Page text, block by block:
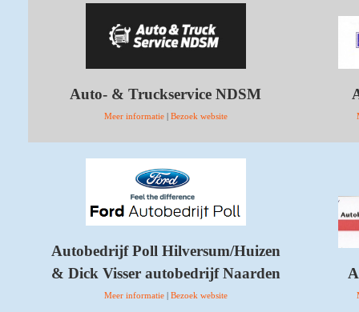
Auto- & Truckservice NDSM
Meer informatie| Bezoek website
Autobedrijf Poll Hilversum/Huizen
& Dick Visser autobedrijf Naarden
Meer informatie| Bezoek website